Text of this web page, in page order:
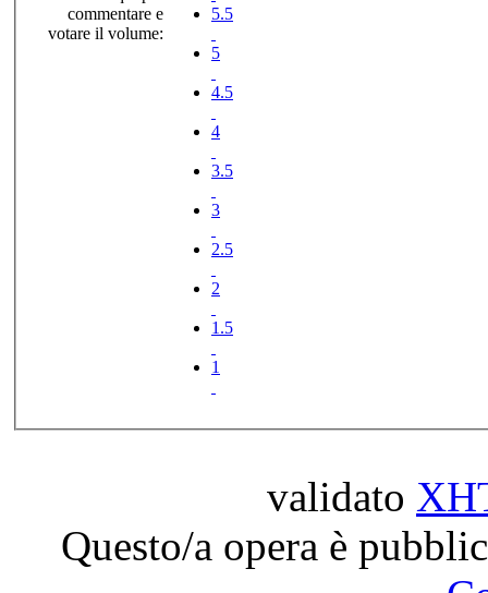
commentare e
votare il volume:
5.5
5
4.5
4
3.5
3
2.5
2
1.5
1
validato
Questo/a opera è